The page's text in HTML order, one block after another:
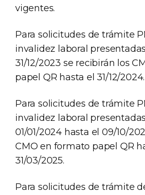
vigentes.
Para solicitudes de trámite
invalidez laboral
31/12/2023 se recibirán los
papel QR hasta el 31/12/2024.
Para solicitudes de trámite
invalidez laboral
01/01/2024 hasta el 09/10/
CMO en formato papel QR
31/03/2025.
Para solicitudes de trámite